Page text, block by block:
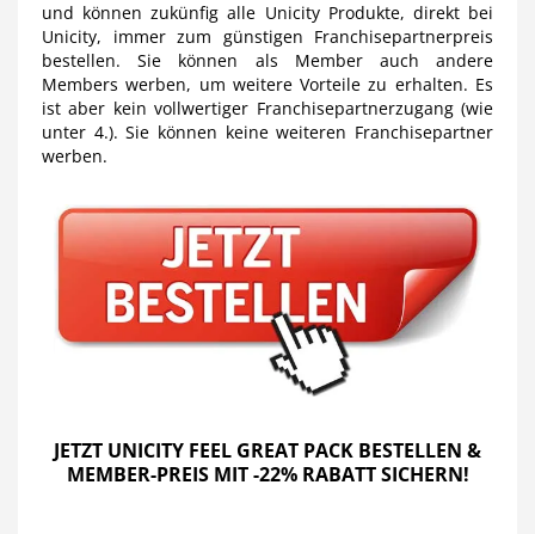
und können zukünfig alle Unicity Produkte, direkt bei
Unicity, immer zum günstigen Franchisepartnerpreis
bestellen. Sie können als Member auch andere
Members werben, um weitere Vorteile zu erhalten. Es
ist aber kein vollwertiger Franchisepartnerzugang (wie
unter 4.). Sie können keine weiteren Franchisepartner
werben.
JETZT UNICITY FEEL GREAT PACK BESTELLEN &
MEMBER-PREIS MIT -22% RABATT SICHERN!